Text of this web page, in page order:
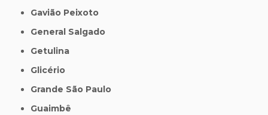
Gavião Peixoto
General Salgado
Getulina
Glicério
Grande São Paulo
Guaimbê